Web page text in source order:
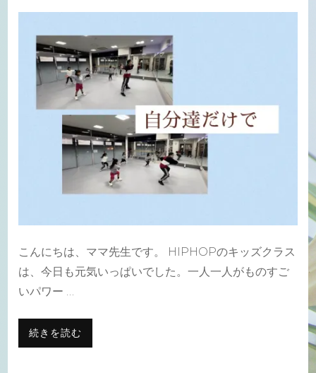
達
こんにちは、ママ先生です。 HIPHOPのキッズクラス
は、今日も元気いっぱいでした。一人一人がものすご
いパワー …
続きを読む